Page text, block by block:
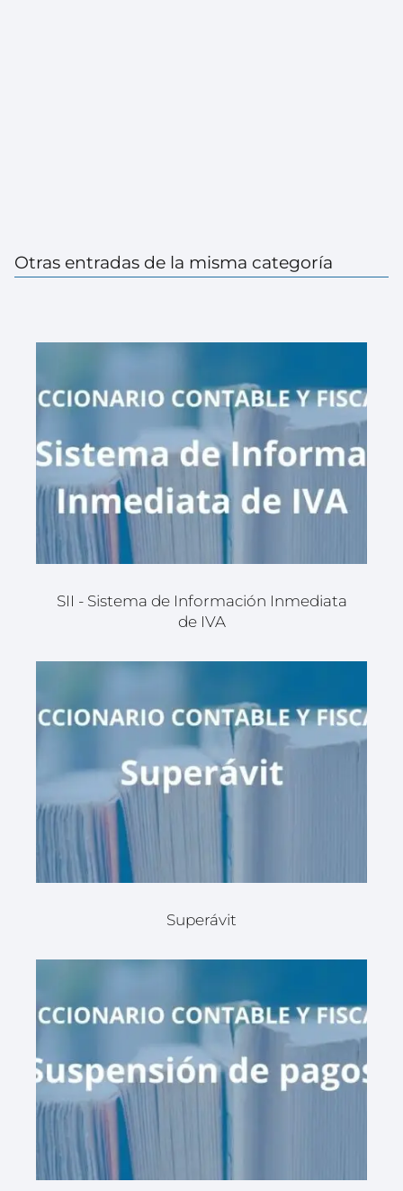
Otras entradas de la misma categoría
SII - Sistema de Información Inmediata
de IVA
Superávit